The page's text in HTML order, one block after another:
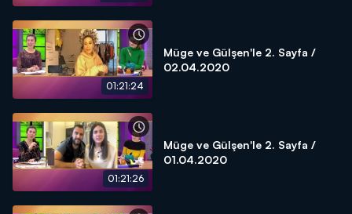
01:21:24
Müge ve Gülşen'le 2. Sayfa /
02.04.2020
01:21:26
Müge ve Gülşen'le 2. Sayfa /
01.04.2020